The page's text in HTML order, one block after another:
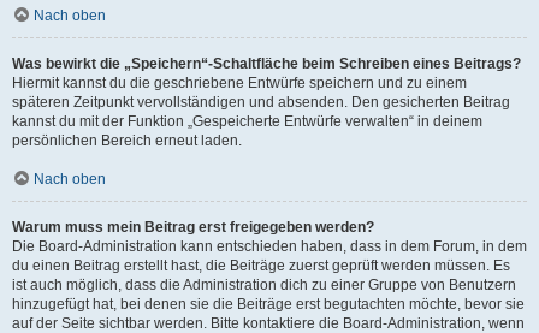
Nach oben
Was bewirkt die „Speichern“-Schaltfläche beim Schreiben eines Beitrags?
Hiermit kannst du die geschriebene Entwürfe speichern und zu einem
späteren Zeitpunkt vervollständigen und absenden. Den gesicherten Beitrag
kannst du mit der Funktion „Gespeicherte Entwürfe verwalten“ in deinem
persönlichen Bereich erneut laden.
Nach oben
Warum muss mein Beitrag erst freigegeben werden?
Die Board-Administration kann entschieden haben, dass in dem Forum, in dem
du einen Beitrag erstellt hast, die Beiträge zuerst geprüft werden müssen. Es
ist auch möglich, dass die Administration dich zu einer Gruppe von Benutzern
hinzugefügt hat, bei denen sie die Beiträge erst begutachten möchte, bevor sie
auf der Seite sichtbar werden. Bitte kontaktiere die Board-Administration, wenn